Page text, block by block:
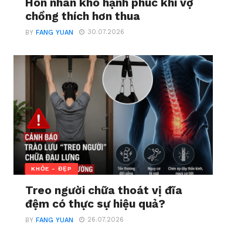
chồng thích hơn thua
BYFANG YUAN 30.07.2026
KHỎE - ĐẸP
Treo người chữa thoát vị đĩa
đệm có thực sự hiệu quả?
BYFANG YUAN 26.07.2026